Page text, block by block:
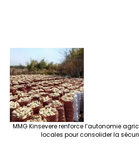
MMG Kinsevere renforce l’autonomie
locales pour consolider la